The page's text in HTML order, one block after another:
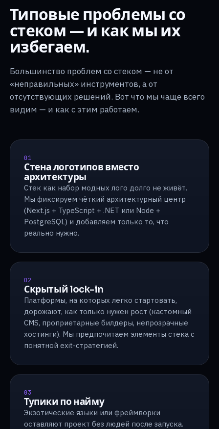
Типовые проблемы со
стеком — и как мы их
избегаем.
Большинство проблем со стеком — не от
«неправильных» инструментов, а от
отсутствующих решений. Вот что мы чаще всего
видим — и как с этим работаем.
01
Стена логотипов вместо
архитектуры
Стек как набор модных лого долго не живёт.
Мы фиксируем чёткий архитектурный центр
(Next.js + TypeScript + .NET или Node +
PostgreSQL) и добавляем только то, что
реально нужно.
02
Скрытый lock-in
Платформы, на которых легко стартовать,
дорожают, как только нужен рост (кастомный
CMS, проприетарные билдеры, непрозрачные
хостинги). Мы предпочитаем элементы стека с
понятной exit-стратегией.
03
Тупики по найму
Экзотические языки или фреймворки
оставляют проект без людей после запуска.